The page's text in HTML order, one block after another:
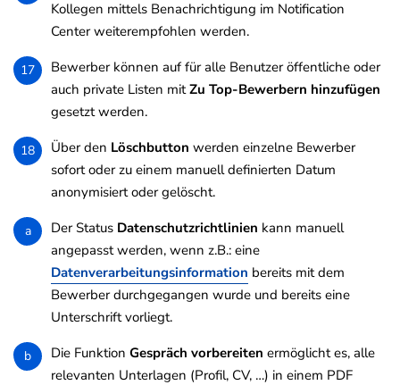
Kollegen mittels Benachrichtigung im Notification
Center weiterempfohlen werden.
17
Bewerber können auf für alle Benutzer öffentliche oder
auch private Listen mitZu Top-Bewerbern hinzufügen
gesetzt werden.
18 Über den Löschbutton werden einzelne Bewerber
sofort oder zu einem manuell definierten Datum
anonymisiert oder gelöscht.
a Der Status Datenschutzrichtlinien kann manuell
angepasst werden, wenn z.B.: eine
Datenverarbeitungsinformation bereits mit dem
Bewerber durchgegangen wurde und bereits eine
Unterschrift vorliegt.
b Die Funktion Gespräch vorbereiten ermöglicht es, alle
relevanten Unterlagen (Profil, CV, …) in einem PDF